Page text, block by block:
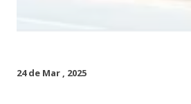
24 de Mar , 2025